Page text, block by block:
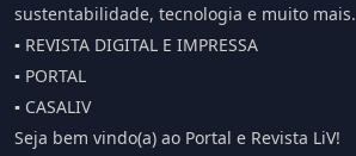
sustentabilidade, tecnologia e muito mais.
▪️ REVISTA DIGITAL E IMPRESSA
▪️ PORTAL
▪️ CASALIV
Seja bem vindo(a) ao Portal e Revista LiV!